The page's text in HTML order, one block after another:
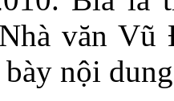
văn
nội